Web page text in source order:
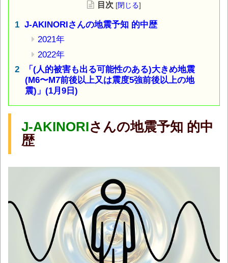
目次 [閉じる]
J-AKINORIさんの地震予知 的中歴
2021年
2022年
「(人的被害も出る可能性のある)大きめ地震
(M6〜M7前後以上又は震度5強前後以上の地
震)」(1月9日)
J-AKINORIさんの地震予知 的中
歴